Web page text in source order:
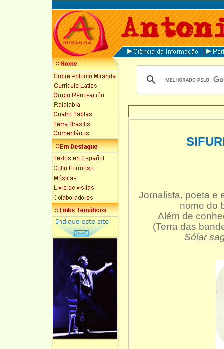
Jornalista, poeta e
nome do
Além de
(Terra das
Sólar